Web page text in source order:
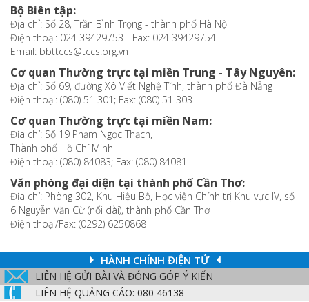
Bộ Biên tập:
Địa chỉ: Số 28, Trần Bình Trọng - thành phố Hà Nội
Điện thoại: 024 39429753 - Fax: 024 39429754
Email: bbttccs@tccs.org.vn
Cơ quan Thường trực tại miền Trung - Tây Nguyên:
Địa chỉ: Số 69, đường Xô Viết Nghệ Tĩnh, thành phố Đà Nẵng
Điện thoại: (080) 51 301; Fax: (080) 51 303
Cơ quan Thường trực tại miền Nam:
Địa chỉ: Số 19 Phạm Ngọc Thạch,
Thành phố Hồ Chí Minh
Điện thoại: (080) 84083; Fax: (080) 84081
Văn phòng đại diện tại thành phố Cần Thơ:
Địa chỉ: Phòng 302, Khu Hiệu Bộ, Học viện Chính trị Khu vực IV, số
6 Nguyễn Văn Cừ (nối dài), thành phố Cần Thơ
Điện thoại/Fax: (0292) 6250868
HÀNH CHÍNH ĐIỆN TỬ
LIÊN HỆ GỬI BÀI VÀ ĐÓNG GÓP Ý KIẾN
LIÊN HỆ QUẢNG CÁO: 080 46138